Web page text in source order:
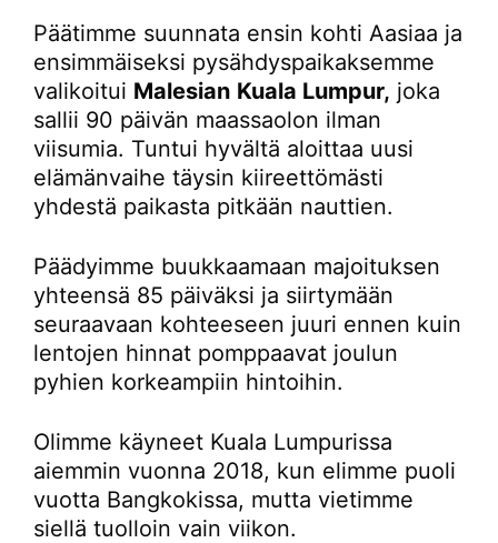
Päätimme suunnata ensin kohti Aasiaa ja
ensimmäiseksi pysähdyspaikaksemme
valikoitui Malesian Kuala Lumpur, joka
sallii 90 päivän maassaolon ilman
viisumia. Tuntui hyvältä aloittaa uusi
elämänvaihe täysin kiireettömästi
yhdestä paikasta pitkään nauttien.
Päädyimme buukkaamaan majoituksen
yhteensä 85 päiväksi ja siirtymään
seuraavaan kohteeseen juuri ennen kuin
lentojen hinnat pomppaavat joulun
pyhien korkeampiin hintoihin.
Olimme käyneet Kuala Lumpurissa
aiemmin vuonna 2018, kun elimme puoli
vuotta Bangkokissa, mutta vietimme
siellä tuolloin vain viikon.